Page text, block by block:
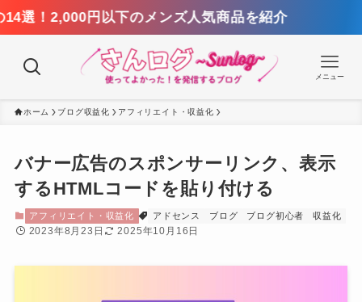
円以下のメンズ人気商品を紹介
メニュー
ホーム ブログ収益化 アフィリエイト・収益化
バナー広告のスポンサーリンク、表示
するHTMLコードを貼り付ける
アフィリエイト・収益化 アドセンス ブログ ブログ初心者 収益化
2023年8月23日 2025年10月16日